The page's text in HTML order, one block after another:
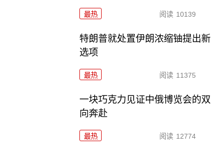
最热 阅读 10139
特朗普就处置伊朗浓缩铀提出新
选项
最热 阅读 11375
一块巧克力见证中俄博览会的双
向奔赴
最热 阅读 12774